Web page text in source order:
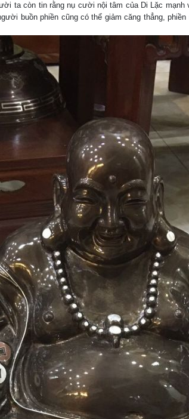
ta còn tin rằng nụ cười nội tâm của Di Lặc
buồn phiền cũng có thể giảm căng thẳng,